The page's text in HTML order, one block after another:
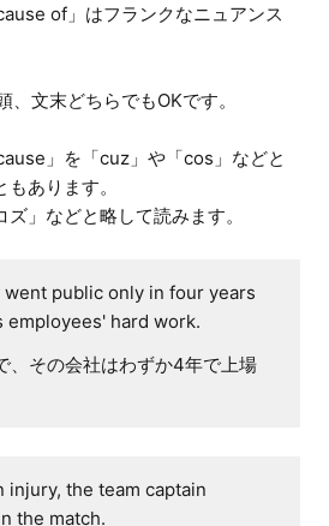
of」はフランクなニュアンス
、文末どちらでもOKです。
」を「cuz」や「cos」などと
あります。
」などと略して読みます。
went public only in four years
employees' hard work.
、その会社はわずか4年で上場
injury, the team captain
the match.